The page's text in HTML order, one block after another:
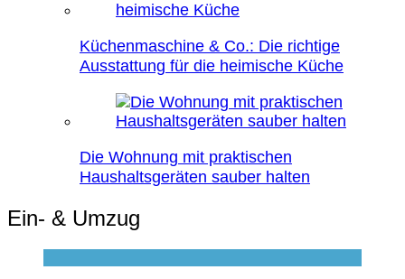
Küchenmaschine & Co.: Die richtige
Ausstattung für die heimische Küche
Die Wohnung mit praktischen
Haushaltsgeräten sauber halten
Ein- & Umzug